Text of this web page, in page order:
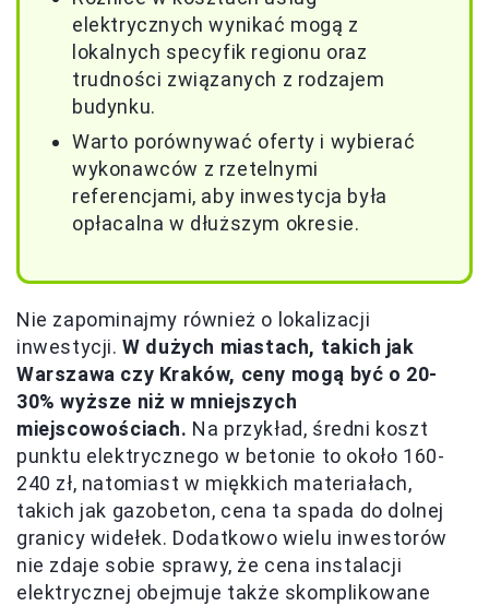
elektrycznych wynikać mogą z
lokalnych specyfik regionu oraz
trudności związanych z rodzajem
budynku.
Warto porównywać oferty i wybierać
wykonawców z rzetelnymi
referencjami, aby inwestycja była
opłacalna w dłuższym okresie.
Nie zapominajmy również o lokalizacji
inwestycji.W dużych miastach, takich jak
Warszawa czy Kraków, ceny mogą być o 20-
30% wyższe niż w mniejszych
miejscowościach. Na przykład, średni koszt
punktu elektrycznego w betonie to około 160-
240 zł, natomiast w miękkich materiałach,
takich jak gazobeton, cena ta spada do dolnej
granicy widełek. Dodatkowo wielu inwestorów
nie zdaje sobie sprawy, że cena instalacji
elektrycznej obejmuje także skomplikowane